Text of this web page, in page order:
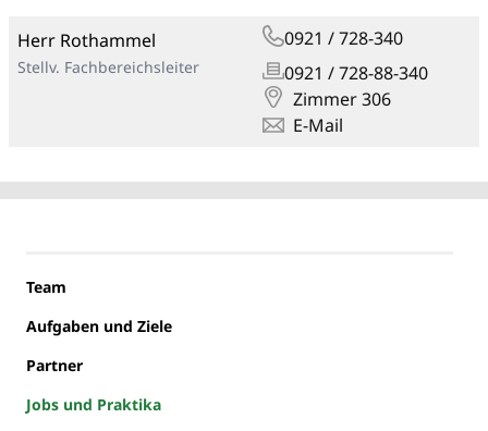
Herr Rothammel
Stellv. Fachbereichsleiter
0921 / 728-340
0921 / 728-88-340
Zimmer 306
E-Mail
Team
Aufgaben und Ziele
Partner
Jobs und Praktika